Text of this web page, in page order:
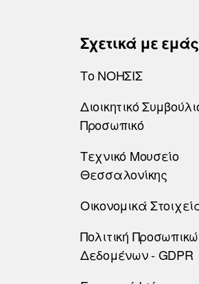
Σχετικά με εμάς
Το ΝΟΗΣΙΣ
Διοικητικό
Προσωπικό
Τεχνικό Μουσείο
Θεσσαλονίκης
Οικονομικά
Πολιτική
Δεδομένων - GDPR